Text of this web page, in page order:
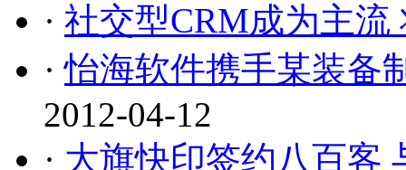
· 社交型CRM成为主流
·怡海软件携手某装备
2012-04-12
· 大旗快印签约八百客